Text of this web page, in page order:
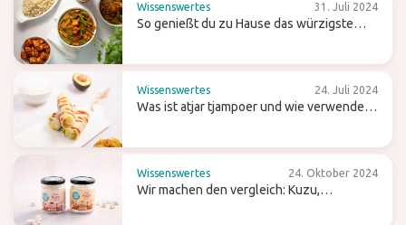
Wissenswertes 31. Juli 2024
So genießt du zu Hause das würzigste
Wissenswertes 24. Juli 2024
Was ist atjar tjampoer und wie verwendest
Wissenswertes 24. Oktober 2024
Wir machen den vergleich: Kuzu,